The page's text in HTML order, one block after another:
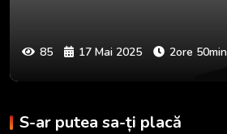
85 17 Mai 2025 2ore 50min
S-ar putea sa-ți placă